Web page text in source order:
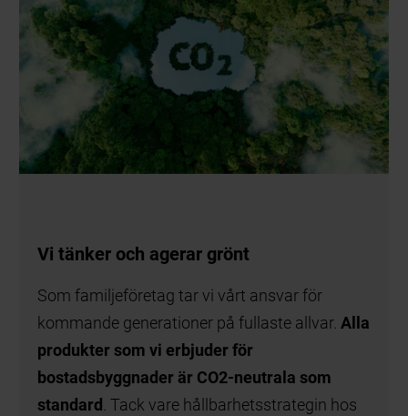
Vi tänker och agerar grönt
Som familjeföretag tar vi vårt ansvar för
kommande generationer på fullaste allvar.Alla
produkter som vi erbjuder för
bostadsbyggnader är CO2-neutrala som
standard. Tack vare hållbarhetsstrategin hos